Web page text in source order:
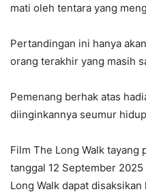
mati oleh tentara yang
Pertandingan ini hanya
orang terakhir yang masih
Pemenang berhak atas
diinginkannya seumur
Film The Long Walk tayang
tanggal 12 September
Long Walk dapat